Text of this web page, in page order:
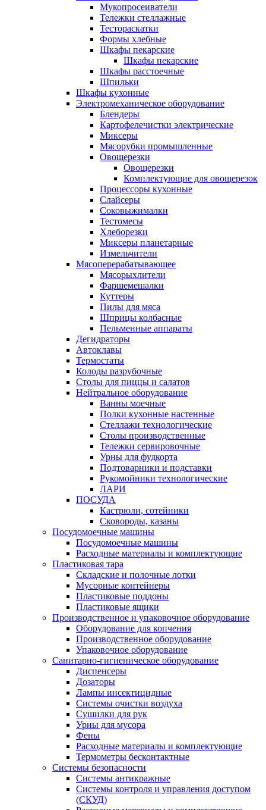
Мукопросеиватели
Тележки стеллажные
Тестораскатки
Формы хлебные
Шкафы пекарские
Шкафы пекарские
Шкафы расстоечные
Шпильки
Шкафы кухонные
Электромеханическое оборудование
Блендеры
Картофелечистки электрические
Миксеры
Мясорубки промышленные
Овощерезки
Овощерезки
Комплектующие для овощерезок
Процессоры кухонные
Слайсеры
Соковыжималки
Тестомесы
Хлеборезки
Миксеры планетарные
Измельчители
Мясоперерабатывающее
Мясорыхлители
Фаршемешалки
Куттеры
Пилы для мяса
Шприцы колбасные
Пельменные аппараты
Дегидраторы
Автоклавы
Термостаты
Колоды разрубочные
Столы для пиццы и салатов
Нейтральное оборудование
Ванны моечные
Полки кухонные настенные
Стеллажи технологические
Столы производственные
Тележки сервировочные
Урны для фудкорта
Подтоварники и подставки
Рукомойники технологические
ЛАРИ
ПОСУДА
Кастрюли, сотейники
Сковороды, казаны
Посудомоечные машины
Посудомоечные машины
Расходные материалы и комплектующие
Пластиковая тара
Складские и полочные лотки
Мусорные контейнеры
Пластиковые поддоны
Пластиковые ящики
Производственное и упаковочное оборудование
Оборудование для копчения
Производственное оборудование
Упаковочное оборудование
Санитарно-гигиеническое оборудование
Диспенсеры
Дозаторы
Лампы инсектицидные
Системы очистки воздуха
Сушилки для рук
Урны для мусора
Фены
Расходные материалы и комплектующие
Термометры бесконтактные
Системы безопасности
Системы антикражные
Системы контроля и управления доступом
(СКУД)